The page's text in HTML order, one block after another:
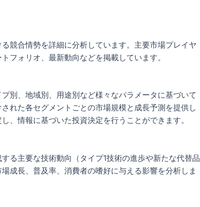
競合情勢を詳細に分析しています。主要市場プレイヤ
フォリオ、最新動向などを掲載しています。
別、地域別、用途別など様々なパラメータに基づいて
れた各セグメントごとの市場規模と成長予測を提供し
、情報に基づいた投資決定を行うことができます。
る主要な技術動向（タイプ1技術の進歩や新たな代替品
成長、普及率、消費者の嗜好に与える影響を分析しま